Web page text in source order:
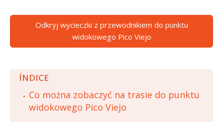
Odkryj wycieczki z przewodnikiem do punktu
widokowego Pico Viejo
ÍNDICE
Co można zobaczyć na trasie do punktu
widokowego Pico Viejo